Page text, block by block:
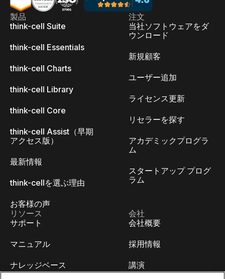
製品
think-cell Suite
think-cell Essentials
think-cell Charts
think-cell Library
think-cell Core
think-cell Assist（早期
アクセス版）
最新情報
think-cellを選ぶ理由
お客様の声
注文
当社ソフトウェアをダ
ウンロード
新規顧客
ユーザー追加
ライセンス更新
リセラーを探す
アカデミックプログラ
ム
スタートアップ プログ
ラム
リソース
サポート
マニュアル
ナレッジベース
会社
会社概要
採用情報
講演